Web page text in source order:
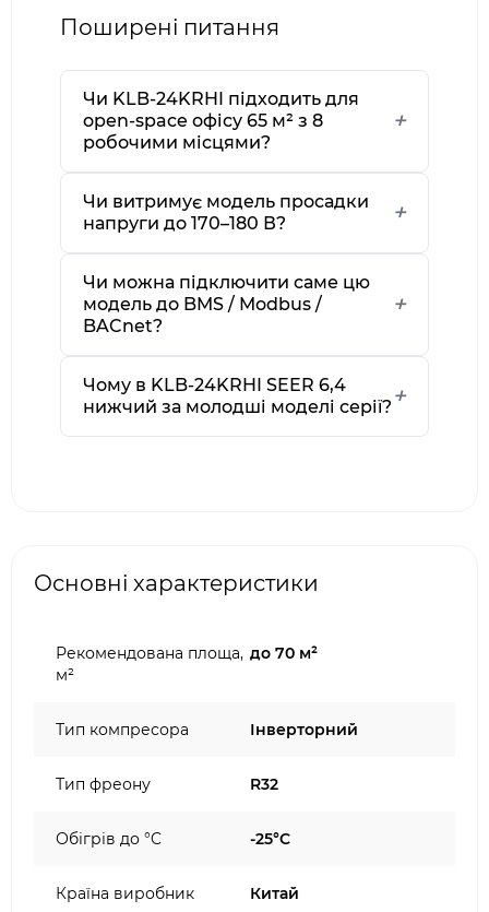
Поширені питання
Чи KLB-24KRHI підходить для
open-space офісу 65 м² з 8
робочими місцями?
Чи витримує модель просадки
напруги до 170–180 В?
Чи можна підключити саме цю
модель до BMS / Modbus /
BACnet?
Чому в KLB-24KRHI SEER 6,4
нижчий за молодші моделі серії?
Основні характеристики
Рекомендована площа,
м²
до 70 м²
Тип компресора Інверторний
Тип фреону R32
Обігрів до °C -25°C
Країна виробник Китай